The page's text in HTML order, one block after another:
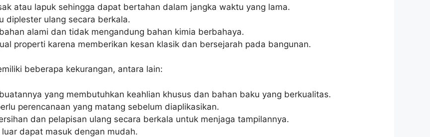
atau lapuk sehingga dapat bertahan dalam jangka waktu yang lama.
diplester ulang secara berkala.
alami dan tidak mengandung bahan kimia berbahaya.
properti karena memberikan kesan klasik dan bersejarah pada bangunan.
beberapa kekurangan, antara lain:
yang membutuhkan keahlian khusus dan bahan baku yang berkualitas.
perencanaan yang matang sebelum diaplikasikan.
dan pelapisan ulang secara berkala untuk menjaga tampilannya.
dapat masuk dengan mudah.